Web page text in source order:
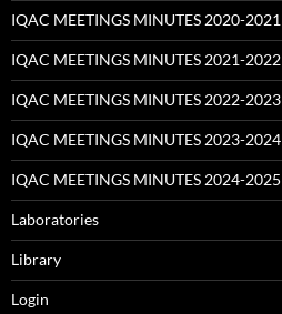
IQAC MEETINGS MINUTES 2020-2021
IQAC MEETINGS MINUTES 2021-2022
IQAC MEETINGS MINUTES 2022-2023
IQAC MEETINGS MINUTES 2023-2024
IQAC MEETINGS MINUTES 2024-2025
Laboratories
Library
Login